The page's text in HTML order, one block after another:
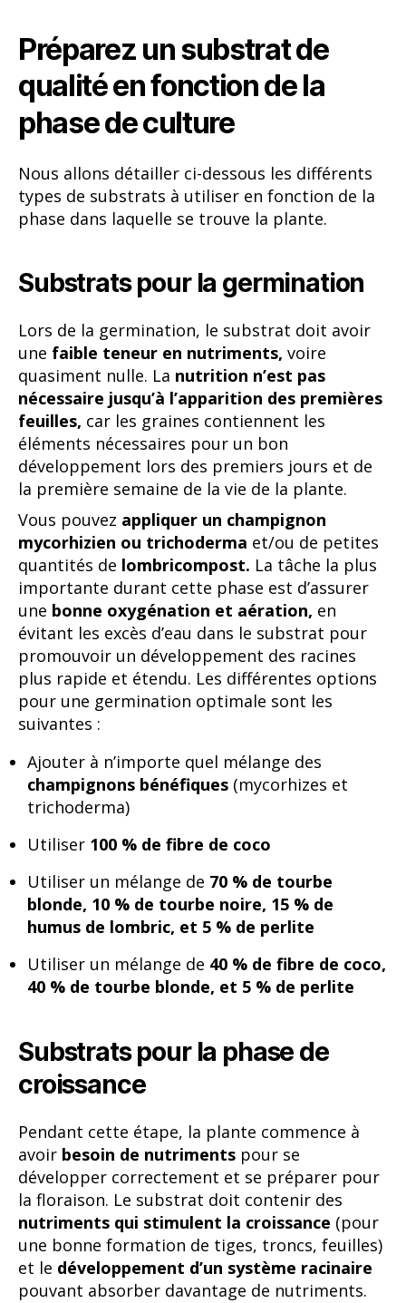
Préparez un substrat de
qualité en fonction de la
phase de culture
Nous allons détailler ci-dessous les différents
types de substrats à utiliser en fonction de la
phase dans laquelle se trouve la plante.
Substrats pour la germination
Lors de la germination, le substrat doit avoir
une faible teneur en nutriments, voire
quasiment nulle. La nutrition n’est pas
nécessaire jusqu’à l’apparition des premières
feuilles, car les graines contiennent les
éléments nécessaires pour un bon
développement lors des premiers jours et de
la première semaine de la vie de la plante.
Vous pouvez appliquer un champignon
mycorhizien ou trichoderma et/ou de petites
quantités de lombricompost. La tâche la plus
importante durant cette phase est d’assurer
une bonne oxygénation et aération, en
évitant les excès d’eau dans le substrat pour
promouvoir un développement des racines
plus rapide et étendu. Les différentes options
pour une germination optimale sont les
suivantes :
Ajouter à n’importe quel mélange des
champignons bénéfiques (mycorhizes et
trichoderma)
Utiliser 100 % de fibre de coco
Utiliser un mélange de 70 % de tourbe
blonde, 10 % de tourbe noire, 15 % de
humus de lombric, et 5 % de perlite
Utiliser un mélange de 40 % de fibre de coco,
40 % de tourbe blonde, et 5 % de perlite
Substrats pour la phase de
croissance
Pendant cette étape, la plante commence à
avoir besoin de nutriments pour se
développer correctement et se préparer pour
la floraison. Le substrat doit contenir des
nutriments qui stimulent la croissance (pour
une bonne formation de tiges, troncs, feuilles)
et le développement d’un système racinaire
pouvant absorber davantage de nutriments.